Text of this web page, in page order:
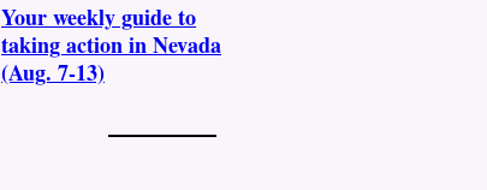
Your weekly guide to
taking action in Nevada
(Aug. 7-13)